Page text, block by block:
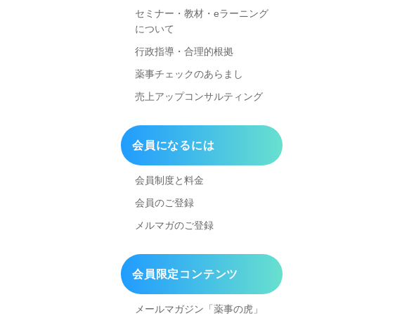
セミナー・教材・eラーニング
について
行政指導・合理的根拠
薬事チェックのあらまし
売上アップコンサルティング
会員になるには
会員制度と料金
会員のご登録
メルマガのご登録
会員限定コンテンツ
メールマガジン「薬事の虎」